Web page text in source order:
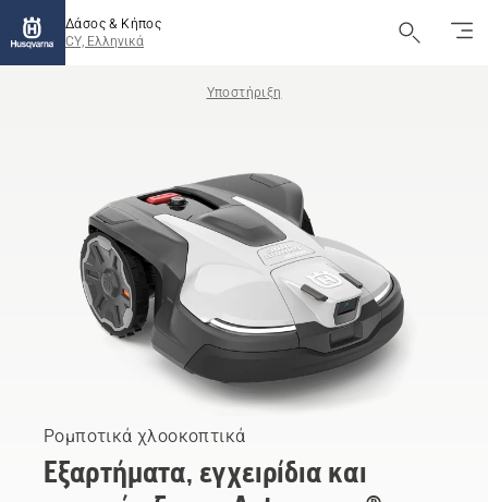
Δάσος & Κήπος
CY, Ελληνικά
Υποστήριξη
Ρομποτικά χλοοκοπτικά
Εξαρτήματα, εγχειρίδια και